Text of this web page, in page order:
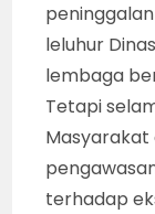
leluhur
lembaga
Tetapi
terhadap